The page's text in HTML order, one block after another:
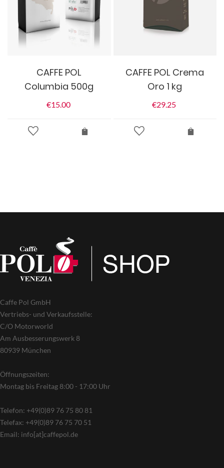
CAFFE POL
Columbia 500g
€15.00
CAFFE POL Crema
Oro 1 kg
€29.25
Caffe Pol GmbH
Vertriebs- und Verkaufsstelle:
C/O Motorworld
Am Ausbesserungswerk 8
80939 München
Öffnungszeiten:
Montag bis Freitag 8:00 - 17:00 Uhr
Telefon: +49(0)89 76 75 80 81
Telefax: +49(0)89 76 75 70 51
Email: info[at]caffepol.de